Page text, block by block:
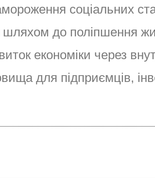
соціальних
до поліпшення
економіки через
для підприємців,